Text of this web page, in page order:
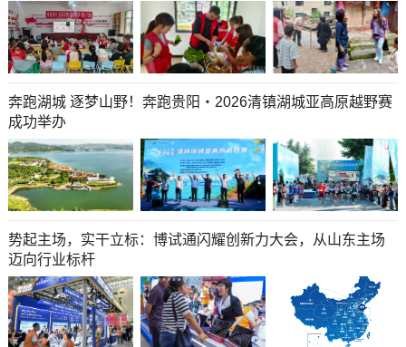
奔跑湖城 逐梦山野！奔跑贵阳・2026清镇湖城亚高原越野赛
成功举办
势起主场，实干立标：博试通闪耀创新力大会，从山东主场
迈向行业标杆